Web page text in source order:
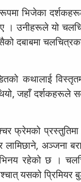
भिजेका
। उनीहरूले यो
दबाबमा
कथालाई
जहाँ दर्शकहरूले
फ्रेमको प्रस्तुतिमा
लामिछाने, अञ्जना
रहेको छ ।
यसको